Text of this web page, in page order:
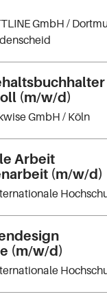
GmbH /
(m/w/d)
GmbH/ Köln
Arbeit
(m/w/d)
(m/w/d)